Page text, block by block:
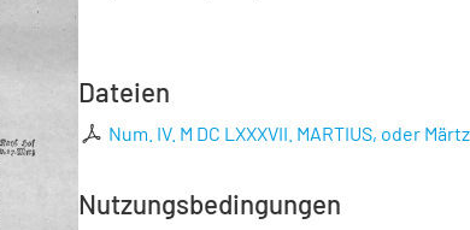
Dateien
Num. IV. M DC LXXXVII. MARTIUS, oder
Nutzungsbedingungen